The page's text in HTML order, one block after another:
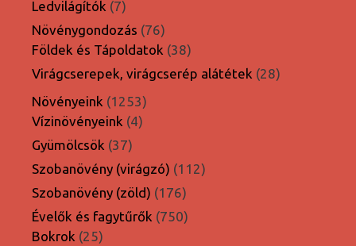
Ledvilágítók 77
termék
Növénygondozás 7676
termék
Földek és Tápoldatok 3838
termék
Virágcserepek, virágcserép alátétek 2828
Növényeink 12531253
termék
Vízinövényeink 44
Gyümölcsök 3737
termék
Szobanövény (virágzó) 112112
Szobanövény (zöld) 176176
termék
Évelők és fagytűrők 750750
Bokrok 2525